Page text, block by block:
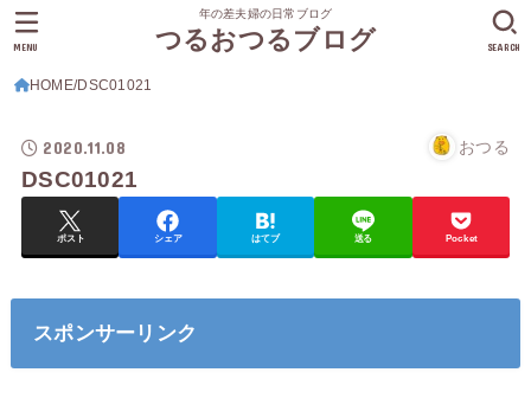
年の差夫婦の日常ブログ
つるおつるブログ SEARCH
MENU
HOME DSC01021
2020.11.08 おつる
DSC01021
ポスト シェア はてブ 送る Pocket
スポンサーリンク